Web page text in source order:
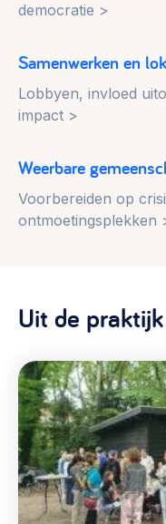
democratie >
Samenwerken en
Lobbyen, invloed
impact >
Weerbare
Voorbereiden op
ontmoetingsplekken
Uit de praktijk